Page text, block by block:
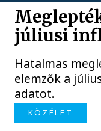
júliusi
Hatalmas
elemzők a
adatot.
KÖZÉLET